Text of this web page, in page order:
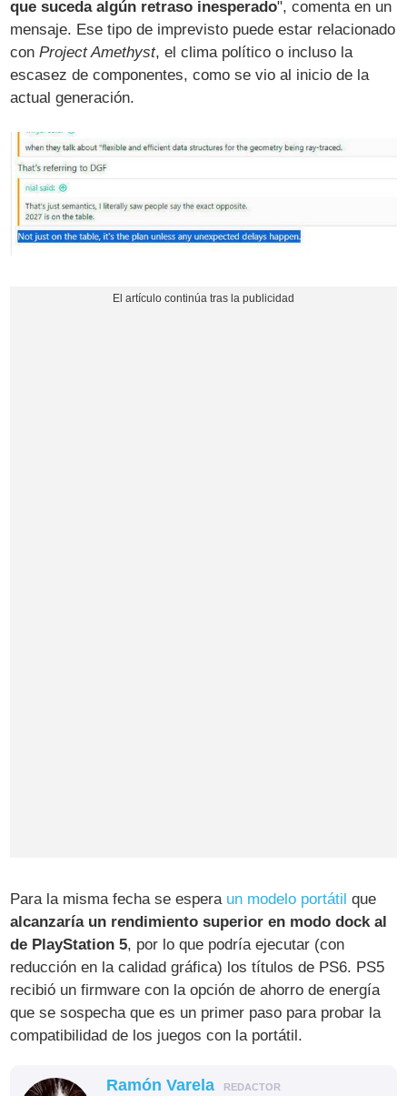
que suceda algún retraso inesperado", comenta en un
mensaje. Ese tipo de imprevisto puede estar relacionado
conProject Amethyst, el clima político o incluso la
escasez de componentes, como se vio al inicio de la
actual generación.
Para la misma fecha se espera un modelo portátil que
alcanzaría un rendimiento superior en modo dock al
de PlayStation 5, por lo que podría ejecutar (con
reducción en la calidad gráfica) los títulos de PS6. PS5
recibió un firmware con la opción de ahorro de energía
que se sospecha que es un primer paso para probar la
compatibilidad de los juegos con la portátil.
Ramón Varela REDACTOR